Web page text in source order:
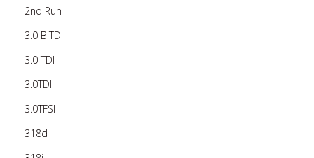
2nd Run
3.0 BiTDI
3.0 TDI
3.0TDI
3.0TFSI
318d